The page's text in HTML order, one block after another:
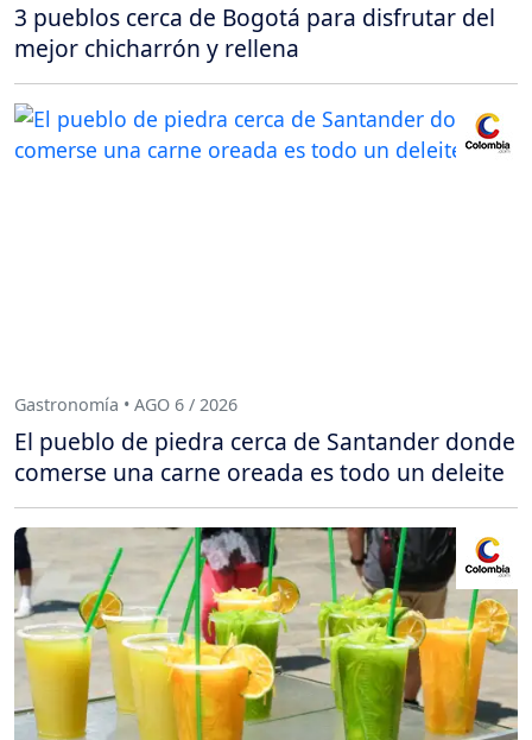
3 pueblos cerca de Bogotá para disfrutar del
mejor chicharrón y rellena
Gastronomía • AGO 6 / 2026
El pueblo de piedra cerca de Santander donde
comerse una carne oreada es todo un deleite